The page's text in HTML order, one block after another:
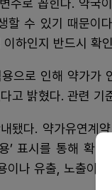
수로 꼽힌다. 약국
할 수 있기 때문이
하인지 반드시 확
으로 인해 약가가
고 밝혔다. 관련
됐다. 약가유연계
’ 표시를 통해 확
나 유출, 노출이 금